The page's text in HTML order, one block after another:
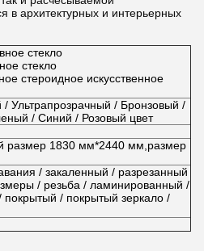
в архитектурных и интерьерных
стекло
стекло
стероидное искусственное
/ Ультрапрозрачный / Бронзовый /
/ Синий / Розовый цвет
размер 1830 мм*2440 мм,размер
/ закаленный / разрезанный
/ резьба / ламинированный /
покрытый / покрытый зеркало /